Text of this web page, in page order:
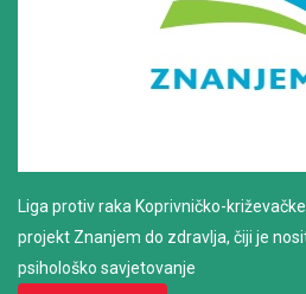
Liga protiv raka Koprivničko-
projekt Znanjem do zdravlja, čiji je
psihološko savjetovanje